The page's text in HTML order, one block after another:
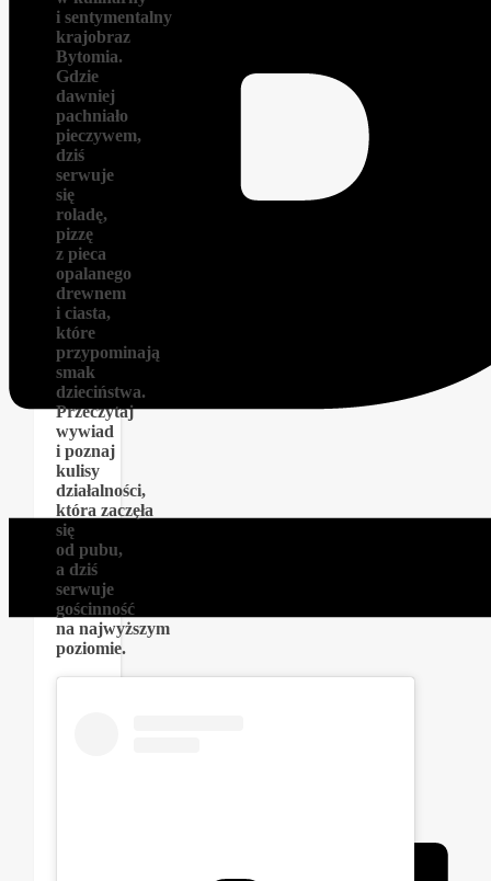
i sentymentalny
krajobraz
Bytomia.
Gdzie
dawniej
pachniało
pieczywem,
dziś
serwuje
się
roladę,
pizzę
z pieca
opalanego
drewnem
i ciasta,
które
przypominają
smak
dzieciństwa.
Przeczytaj
wywiad
i poznaj
kulisy
działalności,
która zaczęła
się
od pubu,
a dziś
serwuje
gościnność
na najwyższym
poziomie.